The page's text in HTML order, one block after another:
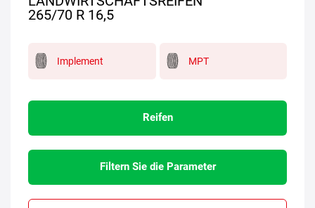
265/70 R 16,5
Implement MPT
Reifen
Filtern Sie die Parameter